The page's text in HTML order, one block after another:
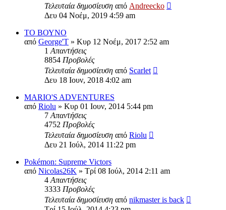
Τελευταία δημοσίευση από Andreecko
Δευ 04 Νοέμ, 2019 4:59 am
ΤΟ ΒΟΥΝΟ
από George'T » Κυρ 12 Νοέμ, 2017 2:52 am
1 Απαντήσεις
8854 Προβολές
Τελευταία δημοσίευση από Scarlet
Δευ 18 Ιουν, 2018 4:02 am
MARIO'S ADVENTURES
από Riolu » Κυρ 01 Ιουν, 2014 5:44 pm
7 Απαντήσεις
4752 Προβολές
Τελευταία δημοσίευση από Riolu
Δευ 21 Ιούλ, 2014 11:22 pm
Pokémon: Supreme Victors
από Nicolas26K » Τρί 08 Ιούλ, 2014 2:11 am
4 Απαντήσεις
3333 Προβολές
Τελευταία δημοσίευση από nikmaster is back